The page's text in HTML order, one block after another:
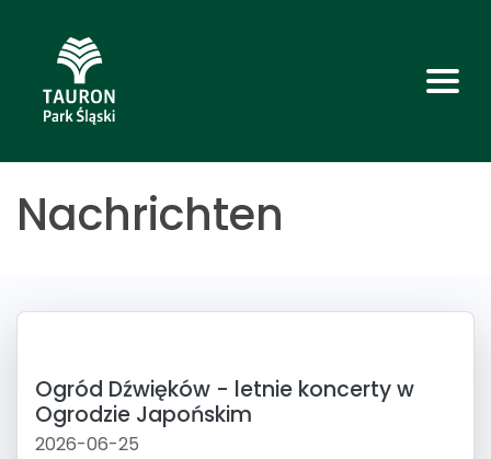
Nachrichten
Ogród Dźwięków - letnie koncerty w
Ogrodzie Japońskim
2026-06-25